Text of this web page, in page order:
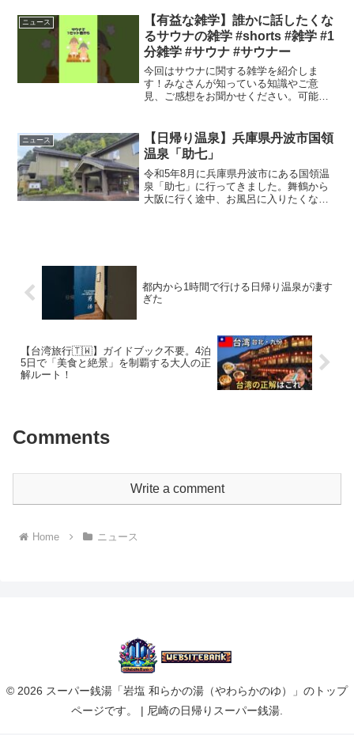
香りで受賞✂️─────────...
ニュース
【有益な雑学】誰かに話したくな
るサウナの雑学 #shorts #雑学 #1
分雑学 #サウナ #サウナー
今回はサウナに関する雑学を紹介しま
す！みなさんが知っている知識やご意
見、ご感想をお聞かせください。可能な
雑学 #暇つぶし #1分雑学 #サウナ #温泉
サウナを...
ニュース
【日帰り温泉】兵庫県丹波市国領
温泉「助七」
令和5年8月に兵庫県丹波市にある国領温
泉「助七」に行ってきました。舞鶴から
大阪に行く途中、お風呂に入りたくな
都内から1時間で行ける日帰り温泉が凄す
ぎた
【台湾旅行🇹🇼】ガイドブック不要。4泊
5日で「美食と絶景」を制覇する大人の正
解ルート！
Comments
Write a comment
Home ニュース
© 2026 スーパー銭湯「岩塩 和らかの湯（やわらかのゆ）」のトップ
ページです。 | 尼崎の日帰りスーパー銭湯.